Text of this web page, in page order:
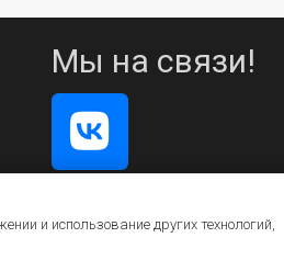
Мы на связи!
и использование других технологий,